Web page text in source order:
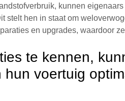
kunnen
stelt hen in staat om
en upgrades, waardoor
te kennen,
voertuig